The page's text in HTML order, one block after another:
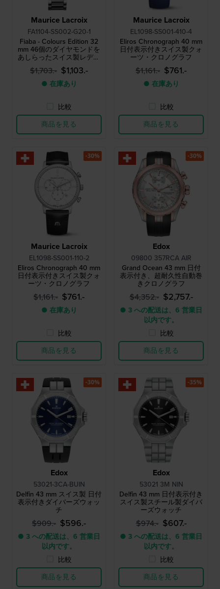
Maurice Lacroix
FA1104-SS002-G20-1
Fiaba - Colours Edition 32
mm 46個のダイヤモンドを
あしらったスイス製レディ
ースウォッチ
$1,703.- $1,103.-
● 在庫あり
比較
商品を見る
Maurice Lacroix
EL1098-SS001-410-4
Eliros Chronograph 40 mm
日付表示付きスイス製クォ
ーツ・クロノグラフ
$1,161.- $761.-
● 在庫あり
比較
商品を見る
Maurice Lacroix
EL1098-SS001-110-2
Eliros Chronograph 40 mm
日付表示付きスイス製クォ
ーツ・クロノグラフ
$1,161.- $761.-
● 在庫あり
比較
商品を見る
-30%
Edox
09800 357RCA AIR
Grand Ocean 43 mm 日付
表示付き、超耐久性自動巻
きクロノグラフ
$4,352.- $2,757.-
● 3 への配送は、6 営業日
以内です。
比較
商品を見る
-30%
Edox
53021-3CA-BUIN
Delfin 43 mm スイス製 日付
表示付きダイバーズウォッ
チ
$909.- $596.-
● 3 への配送は、6 営業日
以内です。
比較
商品を見る
-30%
Edox
53021 3M NIN
Delfin 43 mm 日付表示付き
スイス製スチール製ダイバ
ーズウォッチ
$974.- $607.-
● 3 への配送は、6 営業日
以内です。
比較
商品を見る
-35%